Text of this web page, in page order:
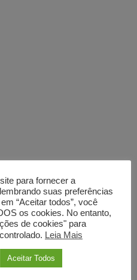
para fornecer a
suas preferências
“Aceitar todos”, você
os cookies. No entanto,
de cookies" para
Leia Mais
Aceitar Todos